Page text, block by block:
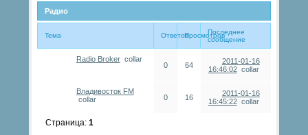
Радио
Тема ОтветовПросмотровПоследнее
сообщение
Radio Broker collar
0 64
2011-01-16
16:46:02 collar
Владивосток FM
collar
0 16
2011-01-16
16:45:22 collar
Страница: 1